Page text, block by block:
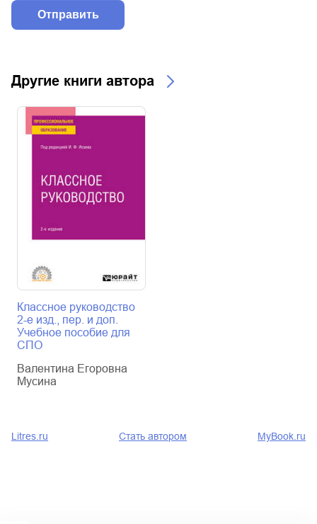
Другие книги автора
Классное руководство
2-е изд., пер. и доп.
Учебное пособие для
СПО
Валентина Егоровна
Мусина
Litres.ru Стать автором MyBook.ru